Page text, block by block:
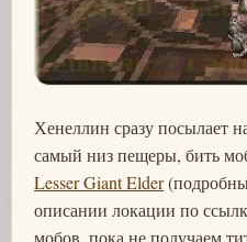
Хенеллин сразу посылает
самый низ пещеры, бить
Lesser Giant Elder
описании локации по
мобов, пока не получаем